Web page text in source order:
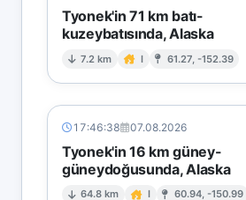
Tyonek'in 71 km batı-
kuzeybatısında, Alaska
7.2 km I 61.27, -152.39
17:46:38 07.08.2026
Tyonek'in 16 km güney-
güneydoğusunda, Alaska
64.8 km I 60.94, -150.99